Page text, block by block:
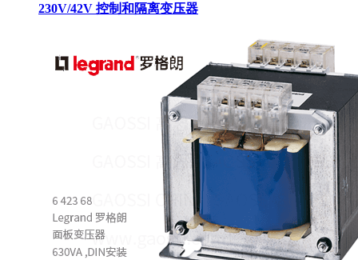
230V/42V 控制和隔离变压器